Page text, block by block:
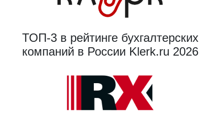
ТОП-3 в рейтинге бухгалтерских
компаний в России Klerk.ru 2026